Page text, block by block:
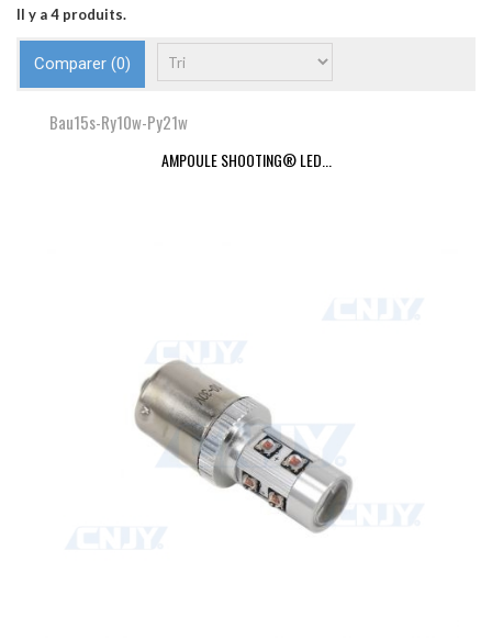
Il y a 4 produits.
Comparer (0)
Bau15s-Ry10w-Py21w
AMPOULE SHOOTING® LED...